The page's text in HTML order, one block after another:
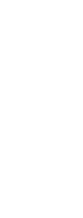
Oyarzabal